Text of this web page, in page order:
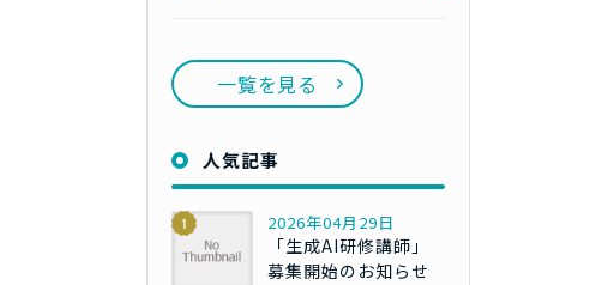
一覧を見る
人気記事
2026年04月29日
「生成AI研修講師」
募集開始のお知らせ